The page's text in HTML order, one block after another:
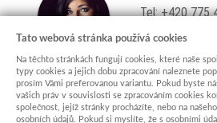
Tel: +420 775
Email:
Po-Pá: po
Tato webová stránka používá cookies
Na těchto stránkách fungují cookies, které naše
typy cookies a jejich dobu zpracování naleznete
prosím Vámi preferovanou variantu. Pokud byste
vašich práv v souvislosti se zpracováním cookies
společnost, jejíž stránky procházíte, nebo na
osobních údajů. Pokud si myslíte, že s osobními